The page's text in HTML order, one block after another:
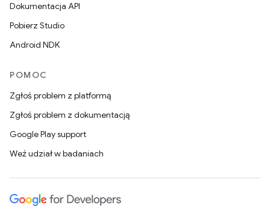
Dokumentacja API
Pobierz Studio
Android NDK
POMOC
Zgłoś problem z platformą
Zgłoś problem z dokumentacją
Google Play support
Weź udział w badaniach